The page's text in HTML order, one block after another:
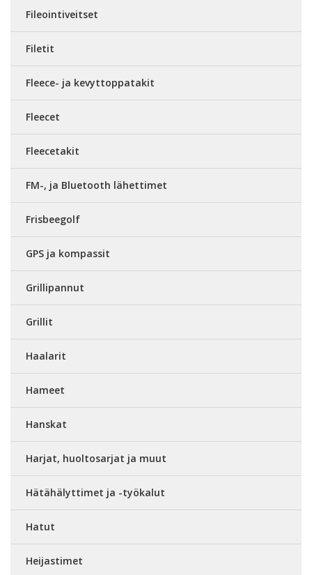
Fileointiveitset
Filetit
Fleece- ja kevyttoppatakit
Fleecet
Fleecetakit
FM-, ja Bluetooth lähettimet
Frisbeegolf
GPS ja kompassit
Grillipannut
Grillit
Haalarit
Hameet
Hanskat
Harjat, huoltosarjat ja muut
Hätähälyttimet ja -työkalut
Hatut
Heijastimet